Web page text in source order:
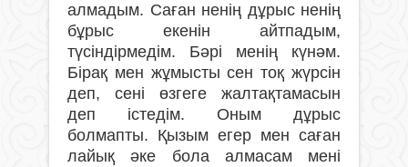
алмадым. Саған ненің дұрыс ненің
бұрыс екенін айтпадым,
түсіндірмедім. Бəрі менің күнəм.
Бірақ мен жұмысты сен тоқ жүрсін
деп, сені өзгеге жалтақтамасын
деп істедім. Оным дұрыс
болмапты. Қызым егер мен саған
лайық əке бола алмасам мені